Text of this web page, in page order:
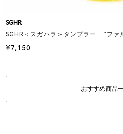
SGHR
SGHR＜スガハラ＞タンブラー “ファ
¥7,150
おすすめ商品